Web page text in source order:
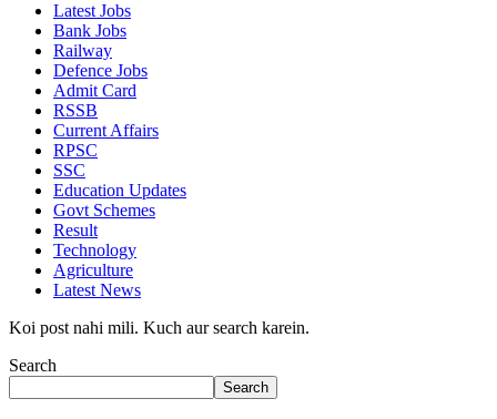
Latest Jobs
Bank Jobs
Railway
Defence Jobs
Admit Card
RSSB
Current Affairs
RPSC
SSC
Education Updates
Govt Schemes
Result
Technology
Agriculture
Latest News
Koi post nahi mili. Kuch aur search karein.
Search
Search